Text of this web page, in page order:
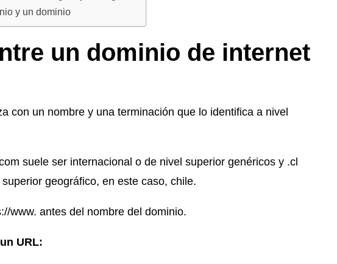
y un dominio
un dominio de internet
con un nombre y una terminación que lo identifica a nivel
suele ser internacional o de nivel superior genéricos y .cl
geográfico, en este caso, chile.
www. antes del nombre del dominio.
URL: